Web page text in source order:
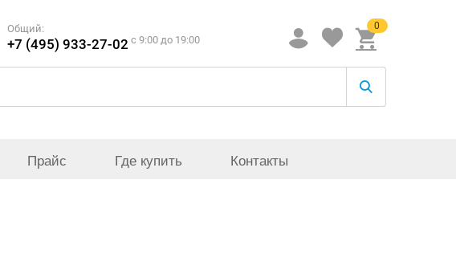
Общий:
+7 (495) 933-27-02 c 9:00 до 19:00
0
Прайс Где купить Контакты